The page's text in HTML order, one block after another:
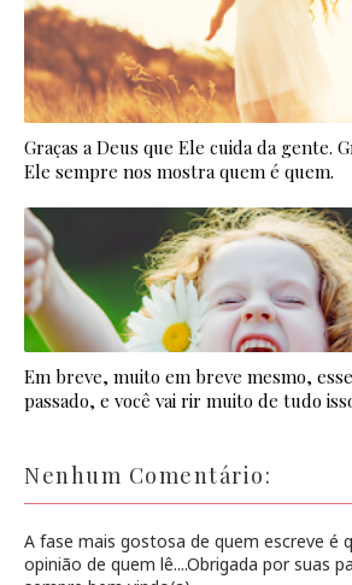
Graças a Deus que Ele cuida da gente.
Ele sempre nos mostra quem é quem.
Em breve, muito em breve mesmo,
passado, e você vai rir muito de tudo
Nenhum Comentário:
A fase mais gostosa de quem escreve é
opinião de quem lê....Obrigada por suas